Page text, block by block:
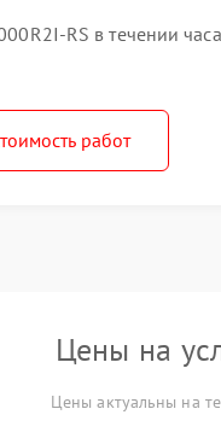
RS в течении часа
работ
Цены на
Цены актуальны на